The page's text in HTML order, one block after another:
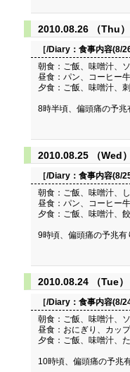
2010.08.26 （Thu）
［/Diary： 食事内容(8/
朝食：ご飯、味噌汁、
昼食：パン、コーヒー
夕食：ご飯、味噌汁、
8時半頃、偏頭痛の予兆
2010.08.25 （Wed）
［/Diary： 食事内容(8/
朝食：ご飯、味噌汁、
昼食：パン、コーヒー
夕食：ご飯、味噌汁、
9時頃、偏頭痛の予兆有
2010.08.24 （Tue）
［/Diary： 食事内容(8/
朝食：ご飯、味噌汁、
昼食：おにぎり、カッ
夕食：ご飯、味噌汁、
10時頃、偏頭痛の予兆